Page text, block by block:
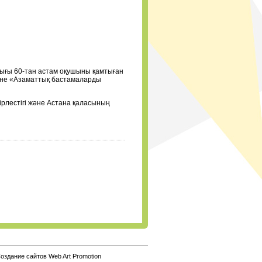
60-тан астам оқушыны қамтыған
«Азаматтық бастамаларды
және Астана қаласының
сайтов Web Art Promotion